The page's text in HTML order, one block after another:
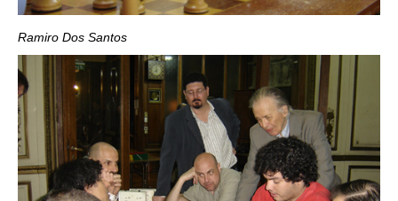
Ramiro Dos Santos